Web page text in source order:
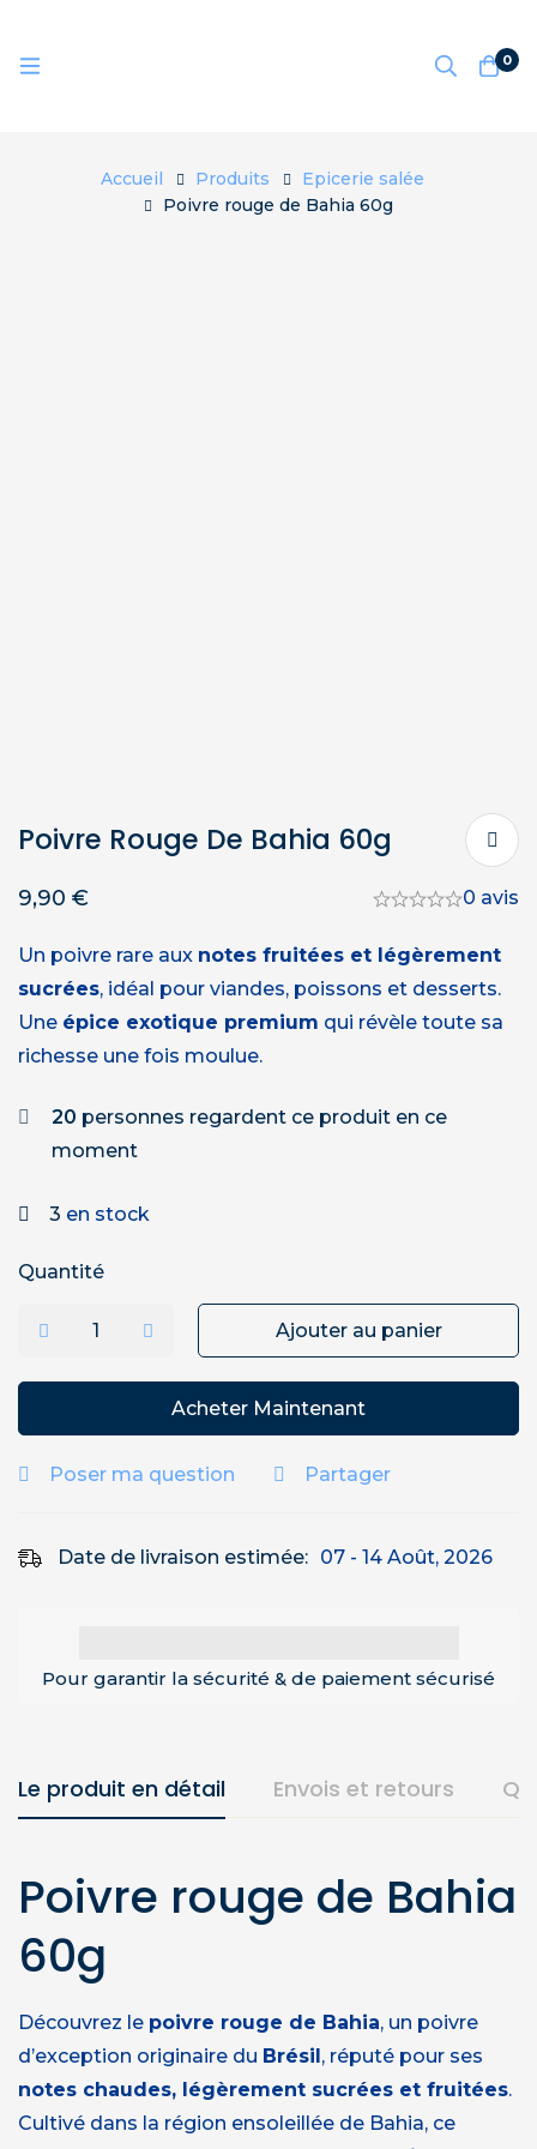
0
Accueil Produits
Epicerie salée
Poivre rouge de Bahia 60g
Poivre Rouge De Bahia 60g
9,90 € 0 avis
Un poivre rare aux notes fruitées et légèrement
sucrées, idéal pour viandes, poissons et desserts.
Une épice exotique premium qui révèle toute sa
richesse une fois moulue.
20 personnes regardent ce produit en ce
moment
3 en stock
Quantité
Ajouter au panier
Acheter Maintenant
Poser ma question Partager
Date de livraison estimée: 07 - 14 Août, 2026
Pour garantir la sécurité & de paiement sécurisé
Le produit en détail Envois et retours
Poivre rouge de Bahia
60g
Découvrez le poivre rouge de Bahia, un poivre
d’exception originaire du Brésil, réputé pour ses
notes chaudes, légèrement sucrées et fruitées.
Cultivé dans la région ensoleillée de Bahia, ce